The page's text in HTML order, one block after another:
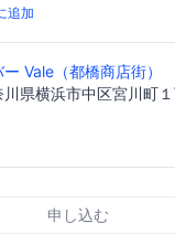
追加
Vale（都橋商店街）
県横浜市中区宮川町
申し込む